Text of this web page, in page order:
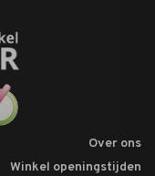
Over ons
Winkel openingstijden